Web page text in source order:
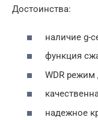
Достоинства:
наличие g-
функция
WDR
надежное